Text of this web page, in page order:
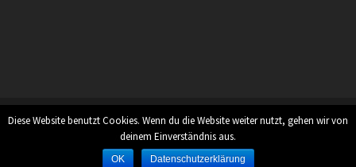
Stolz präsentiert von WordPress |Theme:Sydneyby
Diese Website benutzt Cookies. Wenn du die Website weiter nutzt, gehen wir von
deinem Einverständnis aus.
OK Datenschutzerklärung